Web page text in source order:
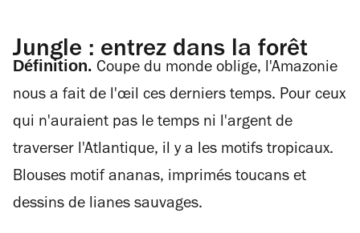
Jungle : entrez dans la forêt
Définition. Coupe du monde oblige, l'Amazonie
nous a fait de l'œil ces derniers temps. Pour ceux
qui n'auraient pas le temps ni l'argent de
traverser l'Atlantique, il y a les motifs tropicaux.
Blouses motif ananas, imprimés toucans et
dessins de lianes sauvages.